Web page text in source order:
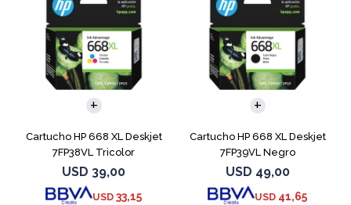
Cartucho HP 668 XL Deskjet
7FP38VL Tricolor
USD 39,00
USD 33,15
Cartucho HP 668 XL Deskjet
7FP39VL Negro
USD 49,00
USD 41,65